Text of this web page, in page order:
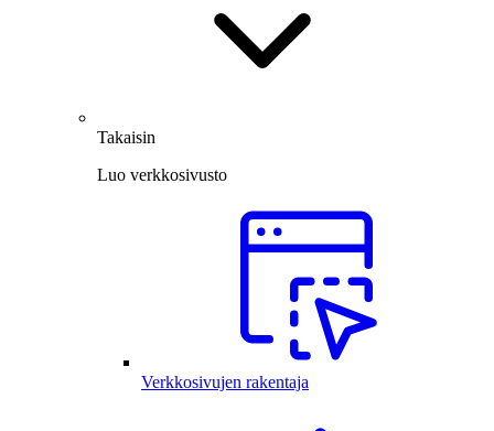
Takaisin
Luo verkkosivusto
Verkkosivujen rakentaja